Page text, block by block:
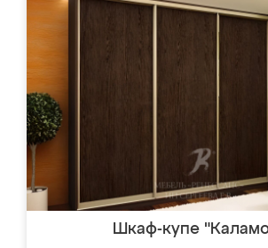
Шкаф-купе